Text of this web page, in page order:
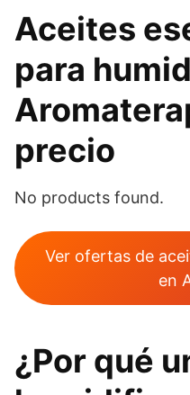
Aceites
para
precio
No products found.
Ver ofertas de
en
¿Por qué